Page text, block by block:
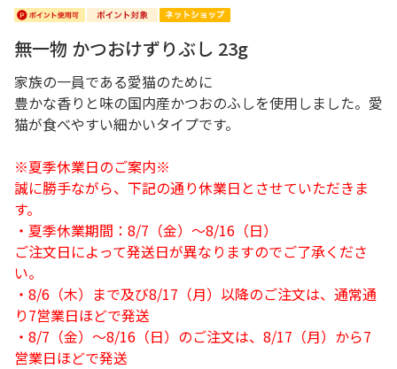
無一物 かつおけずりぶし 23g
家族の一員である愛猫のために
豊かな香りと味の国内産かつおのふしを使用しました。愛
猫が食べやすい細かいタイプです。
※夏季休業日のご案内※
誠に勝手ながら、下記の通り休業日とさせていただきま
す。
・夏季休業期間：8/7（金）～8/16（日）
ご注文日によって発送日が異なりますのでご了承くださ
い。
・8/6（木）まで及び8/17（月）以降のご注文は、通常通
り7営業日ほどで発送
・8/7（金）～8/16（日）のご注文は、8/17（月）から7
営業日ほどで発送